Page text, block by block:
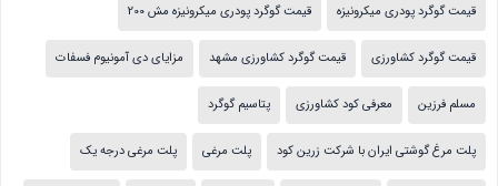
قیمت گوگرد پودری میکرونیزه قیمت گوگرد پودری میکرونیزه مش 200
قیمت گوگرد کشاورزی قیمت گوگرد کشاورزی مشهد مزایای دی آمونیوم فسفات
مسلم فرزین معرفی کود کشاورزی پتاسیم گوگرد
پلت مرغ گوشتی ایران با شرکت زرین کود پلت مرغی پلت مرغی درجه یک